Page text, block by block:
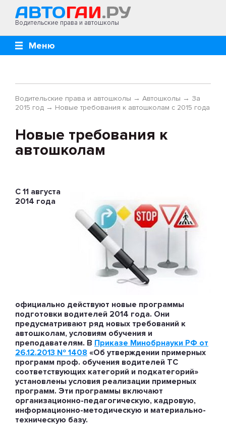
Водительские права и автошколы
Меню
Водительские права и автошколы → Автошколы → За
2015 год → Новые требования к автошколам с 2015 года
Новые требования к
автошколам
С 11 августа
2014 года
официально действуют новые программы
подготовки водителей 2014 года. Они
предусматривают ряд новых требований к
автошколам, условиям обучения и
преподавателям. В Приказе Минобрнауки РФ от
26.12.2013 № 1408 «Об утверждении примерных
программ проф. обучения водителей ТС
соответствующих категорий и подкатегорий»
установлены условия реализации примерных
программ. Эти программы включают
организационно-педагогическую, кадровую,
информационно-методическую и материально-
техническую базу.